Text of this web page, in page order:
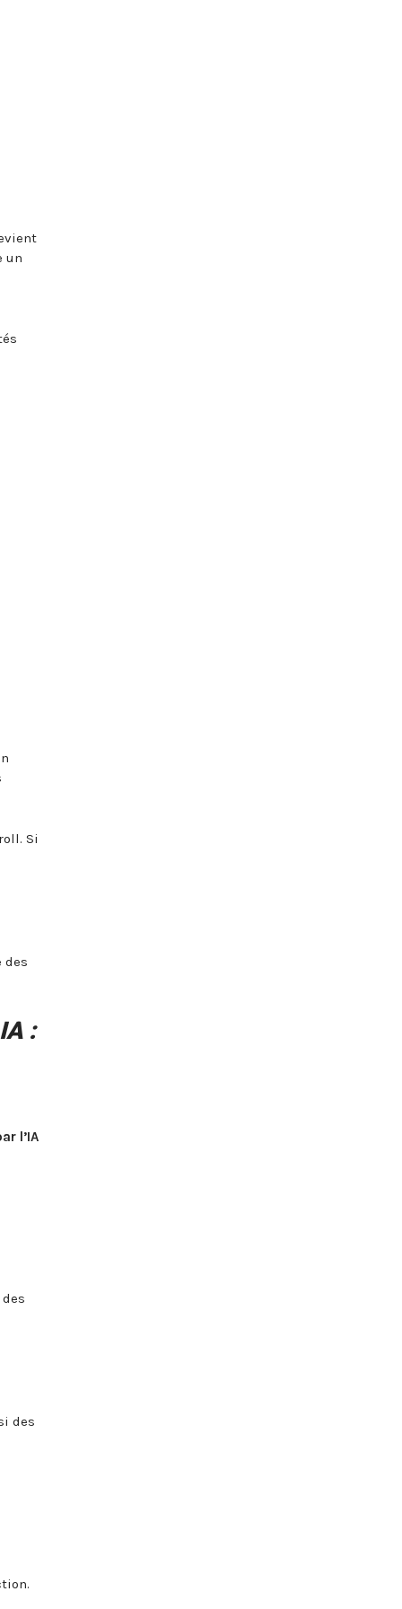
un
Si
des
:
l’IA
des